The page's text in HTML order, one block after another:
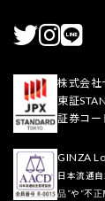
株式会社
東証
証券コー
GINZA
日本流通
品”や“不